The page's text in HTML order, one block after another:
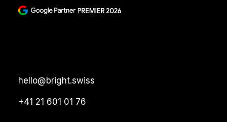
hello@bright.swiss
+41 21 601 01 76